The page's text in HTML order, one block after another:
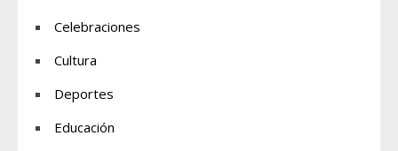
Celebraciones
Cultura
Deportes
Educación